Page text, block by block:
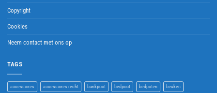
Copyright
Cookies
Neem contact met ons op
TAGS
accessoires accessoires recht bankpoot bedpoot bedpoten beuken